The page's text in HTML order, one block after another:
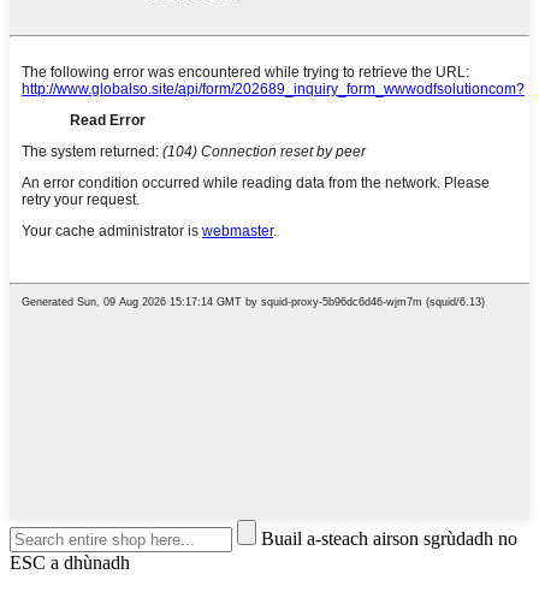
Buail a-steach airson sgrùdadh no
ESC a dhùnadh